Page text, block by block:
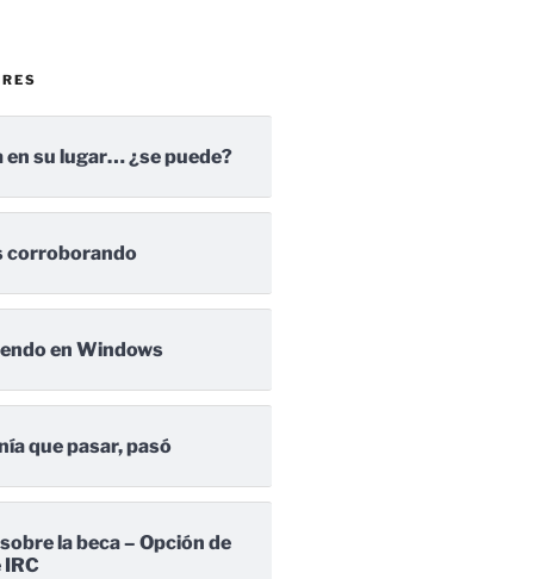
en su lugar… ¿se puede?
corroborando
en Windows
que pasar, pasó
la beca – Opción de